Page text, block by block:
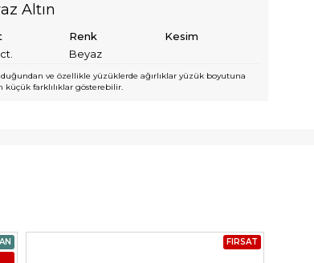
Altın
Renk
Kesim
ct. Beyaz
ve özellikle yüzüklerde ağırlıklar yüzük boyutuna
farklılıklar gösterebilir.
FIRSAT